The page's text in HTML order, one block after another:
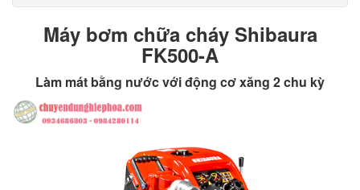
Máy bơm chữa cháy Shibaura
FK500-A
Làm mát bằng nước với động cơ xăng 2 chu kỳ